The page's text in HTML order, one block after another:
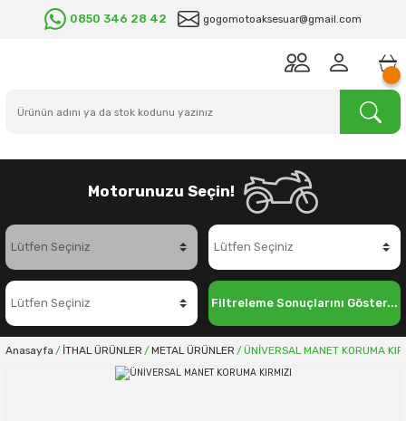
0850 346 28 42 gogomotoaksesuar@gmail.com
Motorunuzu Seçin!
Filtreleme Sonuçlarını Göster...
Anasayfa İTHAL ÜRÜNLER METAL ÜRÜNLER ÜNİVERSAL MANET KORUMA